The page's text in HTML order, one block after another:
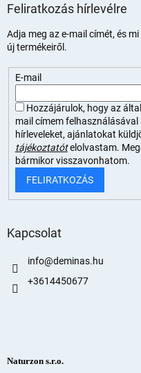
Feliratkozás hírlevélre
Adja meg az e-mail címét, és
új termékeiről.
E-mail
Hozzájárulok, hogy az
mail címem felhasználásával
hírleveleket, ajánlatokat
tájékoztatót elolvastam.
bármikor visszavonhatom.
FELIRATKOZÁS
Kapcsolat
info@deminas.hu
+3614450677
Naturzon s.r.o.